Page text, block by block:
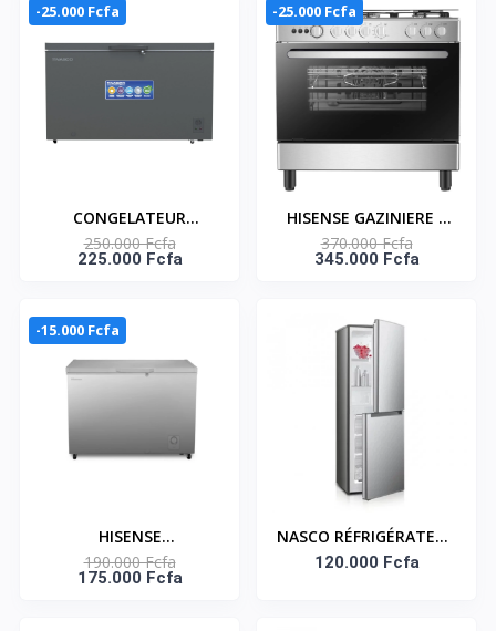
-25.000 Fcfa
CONGELATEUR
HORIZONTAL UNE
PORTE ECO ENERGIE -
250.000 Fcfa
225.000 Fcfa
-25.000 Fcfa
HISENSE GAZINIERE 5
FEUX - ELECTRIQUE 41
W - HFG90335RX
370.000 Fcfa
345.000 Fcfa
-15.000 Fcfa
HISENSE
CONGÉLATEUR
HORIZONTAL AVEC
190.000 Fcfa
175.000 Fcfa
NASCO RÉFRIGÉRATEUR
COMBINÉ 140 LITRES –
120.000 Fcfa